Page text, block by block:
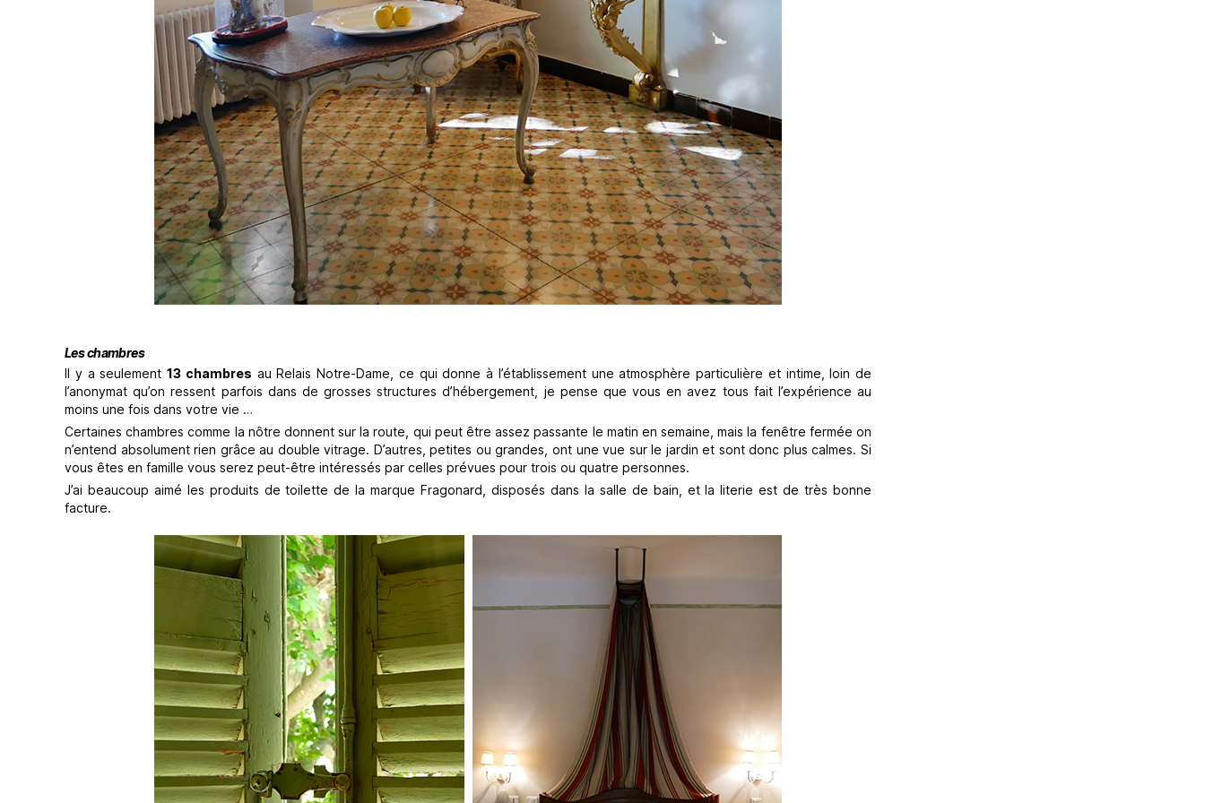
Les chambres
Il y a seulement 13 chambres au Relais Notre-Dame, ce qui donne à l’établissement une atmosphère particulière et intime, loin de
l’anonymat qu’on ressent parfois dans de grosses structures d’hébergement, je pense que vous en avez tous fait l’expérience au
moins une fois dans votre vie …
Certaines chambres comme la nôtre donnent sur la route, qui peut être assez passante le matin en semaine, mais la fenêtre fermée on
n’entend absolument rien grâce au double vitrage. D’autres, petites ou grandes, ont une vue sur le jardin et sont donc plus calmes. Si
vous êtes en famille vous serez peut-être intéressés par celles prévues pour trois ou quatre personnes.
J’ai beaucoup aimé les produits de toilette de la marque Fragonard, disposés dans la salle de bain, et la literie est de très bonne
facture.